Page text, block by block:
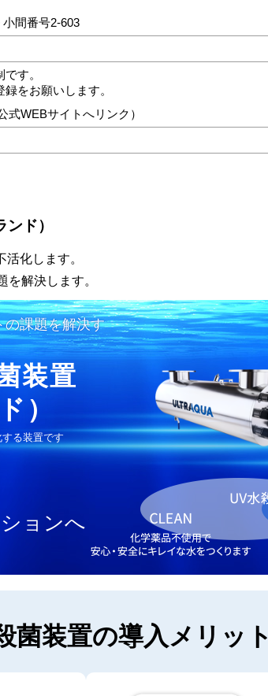
間番号2-603
す。
をお願いします。
式WEBサイトへリンク）
ド）
化します。
解決します。
の課題を解決す
装置
）
る装置です
ョンへ
菌装置の導入メリット